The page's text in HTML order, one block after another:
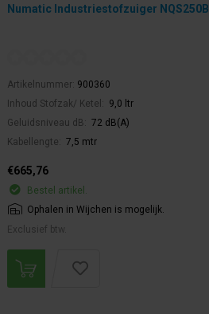
Numatic Industriestofzuiger NQS250B
Artikelnummer: 900360
Inhoud Stofzak/ Ketel:
9,0 ltr
Geluidsniveau dB:
72 dB(A)
Kabellengte:
7,5 mtr
€665,76
Bestel artikel.
Ophalen in Wijchen is mogelijk.
Exclusief btw.